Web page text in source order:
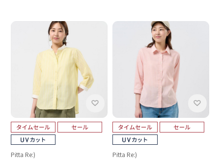
Pitta Re:) Pitta Re:)